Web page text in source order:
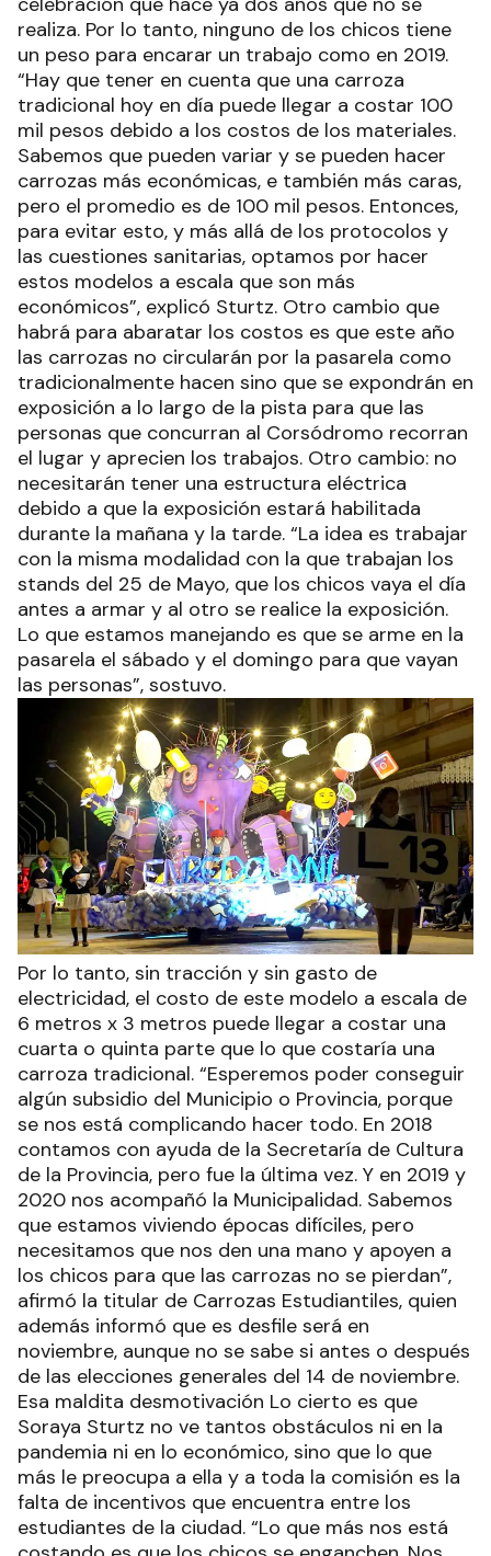
realiza. Por lo tanto, ninguno de los chicos tiene
un peso para encarar un trabajo como en 2019.
“Hay que tener en cuenta que una carroza
tradicional hoy en día puede llegar a costar 100
mil pesos debido a los costos de los materiales.
Sabemos que pueden variar y se pueden hacer
carrozas más económicas, e también más caras,
pero el promedio es de 100 mil pesos. Entonces,
para evitar esto, y más allá de los protocolos y
las cuestiones sanitarias, optamos por hacer
estos modelos a escala que son más
económicos”, explicó Sturtz. Otro cambio que
habrá para abaratar los costos es que este año
las carrozas no circularán por la pasarela como
tradicionalmente hacen sino que se expondrán en
exposición a lo largo de la pista para que las
personas que concurran al Corsódromo recorran
el lugar y aprecien los trabajos. Otro cambio: no
necesitarán tener una estructura eléctrica
debido a que la exposición estará habilitada
durante la mañana y la tarde. “La idea es trabajar
con la misma modalidad con la que trabajan los
stands del 25 de Mayo, que los chicos vaya el día
antes a armar y al otro se realice la exposición.
Lo que estamos manejando es que se arme en la
pasarela el sábado y el domingo para que vayan
las personas”, sostuvo.
Por lo tanto, sin tracción y sin gasto de
electricidad, el costo de este modelo a escala de
6 metros x 3 metros puede llegar a costar una
cuarta o quinta parte que lo que costaría una
carroza tradicional. “Esperemos poder conseguir
algún subsidio del Municipio o Provincia, porque
se nos está complicando hacer todo. En 2018
contamos con ayuda de la Secretaría de Cultura
de la Provincia, pero fue la última vez. Y en 2019 y
2020 nos acompañó la Municipalidad. Sabemos
que estamos viviendo épocas difíciles, pero
necesitamos que nos den una mano y apoyen a
los chicos para que las carrozas no se pierdan”,
afirmó la titular de Carrozas Estudiantiles, quien
además informó que es desfile será en
noviembre, aunque no se sabe si antes o después
de las elecciones generales del 14 de noviembre.
Esa maldita desmotivación Lo cierto es que
Soraya Sturtz no ve tantos obstáculos ni en la
pandemia ni en lo económico, sino que lo que
más le preocupa a ella y a toda la comisión es la
falta de incentivos que encuentra entre los
estudiantes de la ciudad. “Lo que más nos está